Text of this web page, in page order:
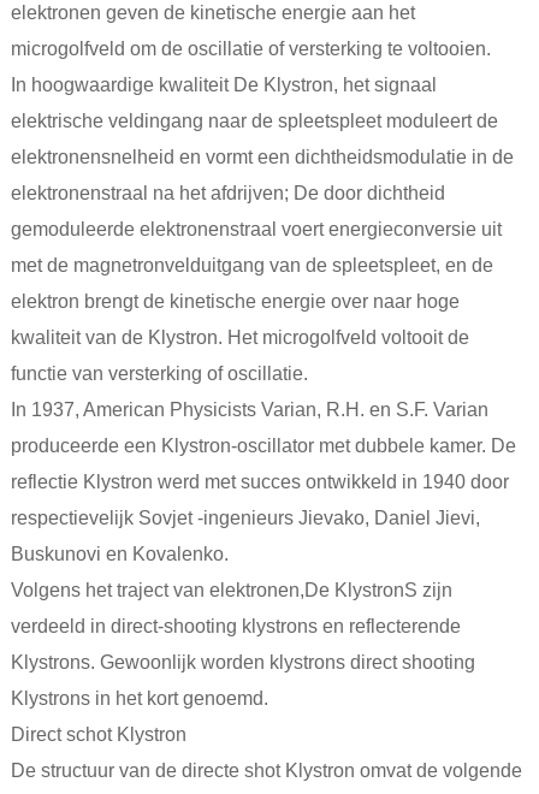
elektronen geven de kinetische energie aan het
microgolfveld om de oscillatie of versterking te voltooien.
In hoogwaardige kwaliteit De Klystron, het signaal
elektrische veldingang naar de spleetspleet moduleert de
elektronensnelheid en vormt een dichtheidsmodulatie in de
elektronenstraal na het afdrijven; De door dichtheid
gemoduleerde elektronenstraal voert energieconversie uit
met de magnetronvelduitgang van de spleetspleet, en de
elektron brengt de kinetische energie over naar hoge
kwaliteit van de Klystron. Het microgolfveld voltooit de
functie van versterking of oscillatie.
In 1937, American Physicists Varian, R.H. en S.F. Varian
produceerde een Klystron-oscillator met dubbele kamer. De
reflectie Klystron werd met succes ontwikkeld in 1940 door
respectievelijk Sovjet -ingenieurs Jievako, Daniel Jievi,
Buskunovi en Kovalenko.
Volgens het traject van elektronen,De KlystronS zijn
verdeeld in direct-shooting klystrons en reflecterende
Klystrons. Gewoonlijk worden klystrons direct shooting
Klystrons in het kort genoemd.
Direct schot Klystron
De structuur van de directe shot Klystron omvat de volgende